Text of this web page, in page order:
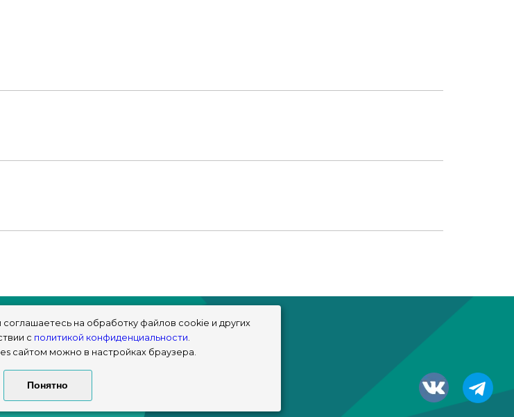
© sims-market
2018 - 2026
на обработку файлов cookie и других
с политикой конфиденциальности.
сайтом можно в настройках браузера.
Понятно